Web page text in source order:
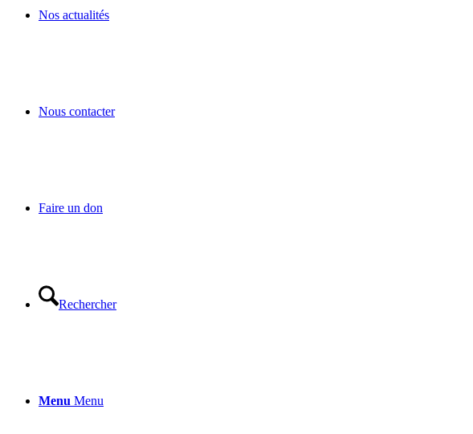
Nos actualités
Nous contacter
Faire un don
Rechercher
Menu Menu